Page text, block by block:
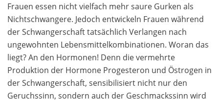
Frauen essen nicht vielfach mehr saure Gurken als
Nichtschwangere. Jedoch entwickeln Frauen während
der Schwangerschaft tatsächlich Verlangen nach
ungewohnten Lebensmittelkombinationen. Woran das
liegt? An den Hormonen! Denn die vermehrte
Produktion der Hormone Progesteron und Östrogen in
der Schwangerschaft, sensibilisiert nicht nur den
Geruchssinn, sondern auch der Geschmackssinn wird